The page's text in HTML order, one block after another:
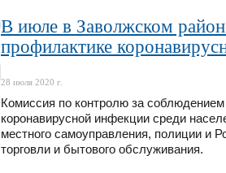
В июле в Заволжском
профилактике
28 июля 2020 г.
Комиссия по контролю за
коронавирусной инфекции среди
местного самоуправления, полиции и
торговли и бытового обслуживания.